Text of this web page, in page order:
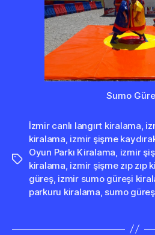
Sumo
Etiketler
İzmir canlı langırt kiralama
kiralama izmir şişme
Oyun Parkı Kiralama izmir
kiralama izmir şişme zıp zıp
güreş, izmir sumo güreşi
parkuru kiralama sumo